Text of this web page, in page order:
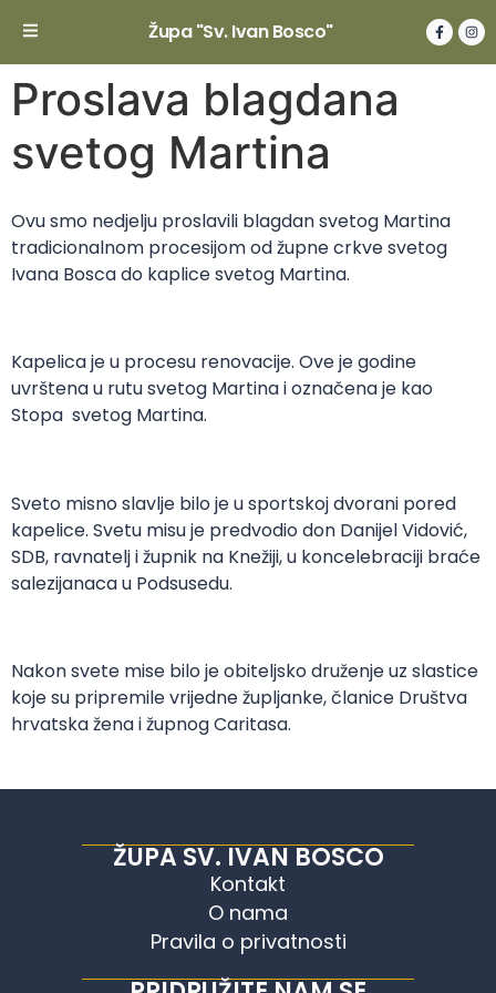
Župa "Sv. Ivan Bosco"
Proslava blagdana
svetog Martina
Ovu smo nedjelju proslavili blagdan svetog Martina
tradicionalnom procesijom od župne crkve svetog
Ivana Bosca do kaplice svetog Martina.
Kapelica je u procesu renovacije. Ove je godine
uvrštena u rutu svetog Martina i označena je kao
Stopa svetog Martina.
Sveto misno slavlje bilo je u sportskoj dvorani pored
kapelice. Svetu misu je predvodio don Danijel Vidović,
SDB, ravnatelj i župnik na Knežiji, u koncelebraciji braće
salezijanaca u Podsusedu.
Nakon svete mise bilo je obiteljsko druženje uz slastice
koje su pripremile vrijedne župljanke, članice Društva
hrvatska žena i župnog Caritasa.
ŽUPA SV. IVAN BOSCO
Kontakt
O nama
Pravila o privatnosti